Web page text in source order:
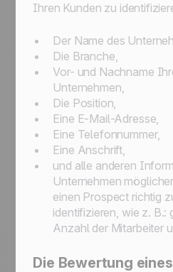
Ihren Kunden zu
Der Name des
Die Branche,
Vor- und Nachname
Unternehmen,
Die Position,
Eine E-Mail-Adresse,
Eine Telefonnummer,
Eine Anschrift,
und alle anderen
Unternehmen
einen Prospect richtig
identifizieren, wie z. B.:
Anzahl der Mitarbeiter
Die Bewertung